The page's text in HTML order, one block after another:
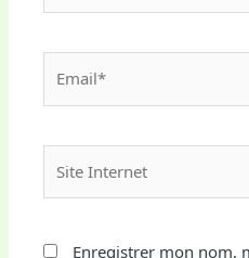
Internet
Enregistrer mon nom,